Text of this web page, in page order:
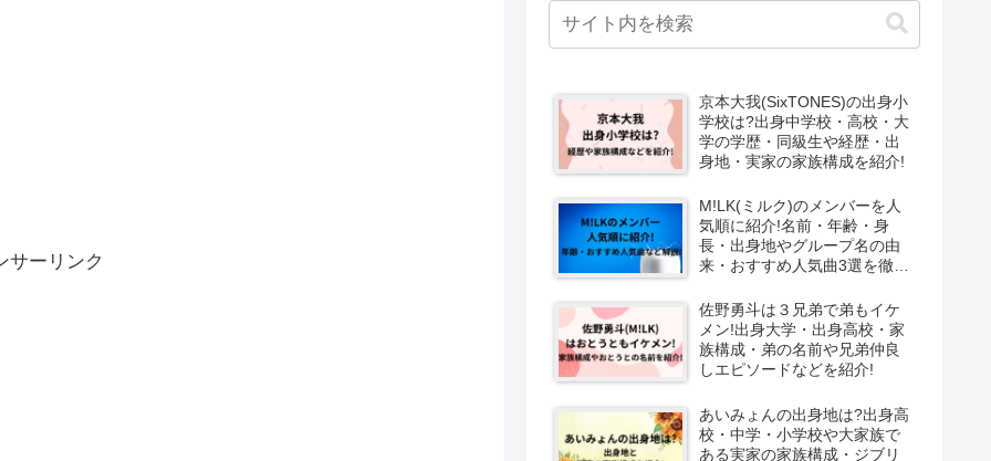
サーリンク
京本大我(SixTONES)の出身小
学校は?出身中学校・高校・大
学の学歴・同級生や経歴・出
身地・実家の家族構成を紹介!
M!LK(ミルク)のメンバーを人
気順に紹介!名前・年齢・身
長・出身地やグループ名の由
来・おすすめ人気曲3選を徹底
佐野勇斗は３兄弟で弟もイケ
メン!出身大学・出身高校・家
族構成・弟の名前や兄弟仲良
しエピソードなどを紹介!
あいみょんの出身地は?出身高
校・中学・小学校や大家族で
ある実家の家族構成・ジブリ